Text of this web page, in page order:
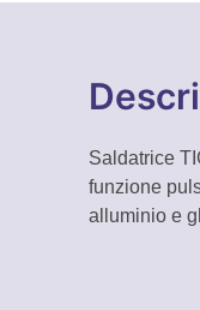
Saldatrice
funzione
alluminio e